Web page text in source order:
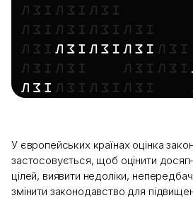
У європейських країнах оцінка
застосовується, щоб оцінити
цілей, виявити недоліки,
змінити законодавство для